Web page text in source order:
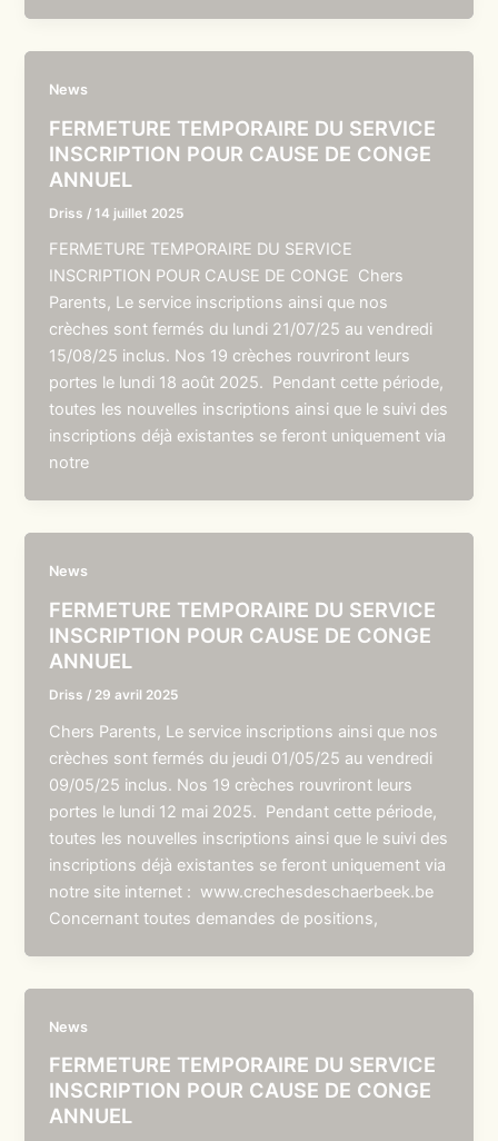
News
FERMETURE TEMPORAIRE DU SERVICE
INSCRIPTION POUR CAUSE DE CONGE
ANNUEL
Driss /14 juillet 2025
FERMETURE TEMPORAIRE DU SERVICE
INSCRIPTION POUR CAUSE DE CONGE Chers
Parents, Le service inscriptions ainsi que nos
crèches sont fermés du lundi 21/07/25 au vendredi
15/08/25 inclus. Nos 19 crèches rouvriront leurs
portes le lundi 18 août 2025. Pendant cette période,
toutes les nouvelles inscriptions ainsi que le suivi des
inscriptions déjà existantes se feront uniquement via
notre
News
FERMETURE TEMPORAIRE DU SERVICE
INSCRIPTION POUR CAUSE DE CONGE
ANNUEL
Driss / 29 avril 2025
Chers Parents, Le service inscriptions ainsi que nos
crèches sont fermés du jeudi 01/05/25 au vendredi
09/05/25 inclus. Nos 19 crèches rouvriront leurs
portes le lundi 12 mai 2025. Pendant cette période,
toutes les nouvelles inscriptions ainsi que le suivi des
inscriptions déjà existantes se feront uniquement via
notre site internet : www.crechesdeschaerbeek.be
Concernant toutes demandes de positions,
News
FERMETURE TEMPORAIRE DU SERVICE
INSCRIPTION POUR CAUSE DE CONGE
ANNUEL